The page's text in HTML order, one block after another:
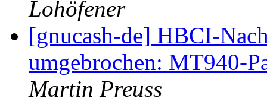
Lohöfener
[gnucash-de] HBCI-
umgebrochen: MT940-
Martin Preuss